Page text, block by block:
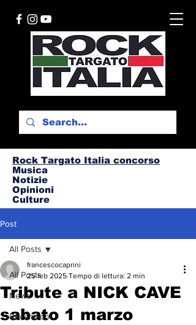
Rock Targato Italia concorso
Musica
Notizie
Opinioni
Culture
Post
All Posts
News
Recensioni
All Posts
Tribute a NICK CAVE
sabato 1 marzo
francescocaprini
25 feb 2025 Tempo di lettura: 2 min